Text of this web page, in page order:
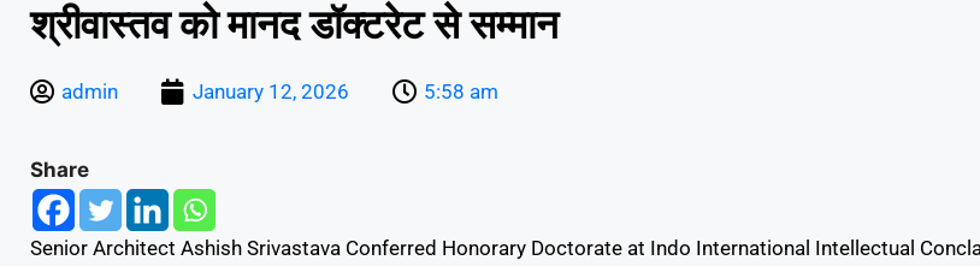
श्रीवास्तव को मानद डॉक्टरेट से सम्मान
admin January 12, 2026 5:58 am
Share
Senior Architect Ashish Srivastava Conferred Honorary Doctorate at Indo International Intellectual